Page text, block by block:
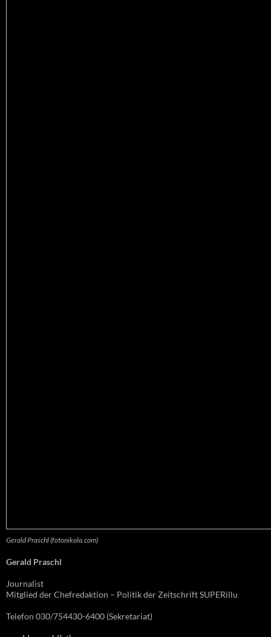
Gerald Praschl (fotonikola.com)
Gerald Praschl
Journalist
Mitglied der Chefredaktion – Politik der Zeitschrift SUPERillu
Telefon 030/754430-6400 (Sekretariat)